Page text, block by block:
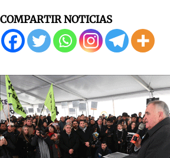
COMPARTIR NOTICIAS